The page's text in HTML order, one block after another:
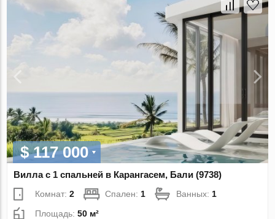
$ 117 000
Вилла с 1 спальней в Карангасем, Бали (9738)
Комнат:2 Спален: 1 Ванных: 1
Площадь:50 м²